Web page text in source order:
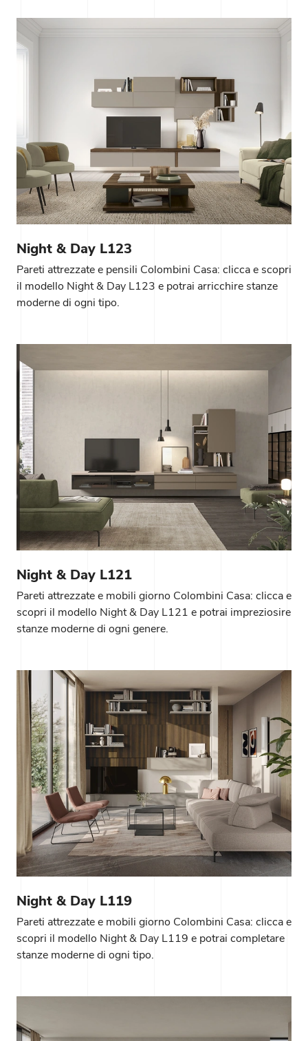
Night & Day L123
Pareti attrezzate e pensili Colombini Casa: clicca e scopri
il modello Night & Day L123 e potrai arricchire stanze
moderne di ogni tipo.
Night & Day L121
Pareti attrezzate e mobili giorno Colombini Casa: clicca e
scopri il modello Night & Day L121 e potrai impreziosire
stanze moderne di ogni genere.
Night & Day L119
Pareti attrezzate e mobili giorno Colombini Casa: clicca e
scopri il modello Night & Day L119 e potrai completare
stanze moderne di ogni tipo.